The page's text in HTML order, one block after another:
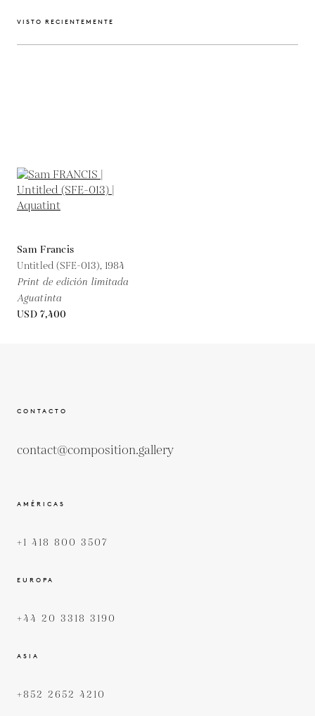
VISTO RECIENTEMENTE
Sam Francis
Untitled (SFE-013), 1984
Print de edición limitada
Aguatinta
USD 7,400
CONTACTO
contact@composition.gallery
AMÉRICAS
+1 418 800 3507
EUROPA
+44 20 3318 3190
ASIA
+852 2652 4210